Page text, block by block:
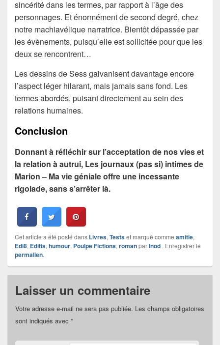
sincérité dans les termes, par rapport à l’âge des
personnages. Et énormément de second degré, chez
notre machiavélique narratrice. Bientôt dépassée par
les évènements, puisqu’elle est sollicitée pour que les
deux se rencontrent…
Les dessins de Sess galvanisent davantage encore
l’aspect léger hilarant, mais jamais sans fond. Les
termes abordés, puisant directement au sein des
relations humaines.
Conclusion
Donnant à réfléchir sur l’acceptation de nos vies et
la relation à autrui, Les journaux (pas si) intimes de
Marion – Ma vie géniale offre une incessante
rigolade, sans s’arrêter là.
Cet article a été posté dans Livres, Testset marqué comme amitie,
Edi8, Editis, humour, Poulpe Fictions, romanparInod . Enregistrer le
permalien.
Laisser un commentaire
Votre adresse e-mail ne sera pas publiée. Les champs obligatoires
sont indiqués avec *